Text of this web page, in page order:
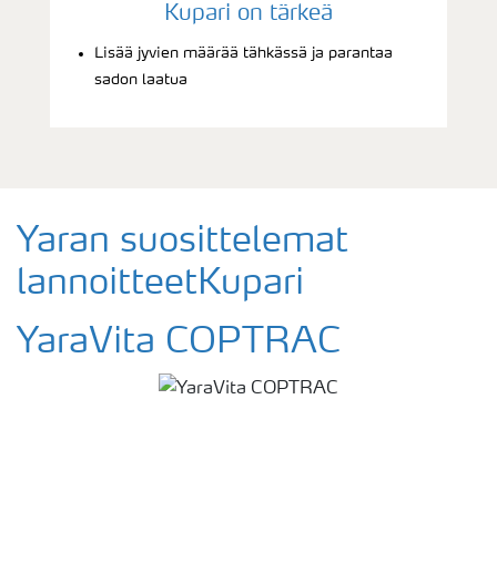
Kupari on tärkeä
Lisää jyvien määrää tähkässä ja parantaa
sadon laatua
Yaran suosittelemat
lannoitteetKupari
YaraVita COPTRAC